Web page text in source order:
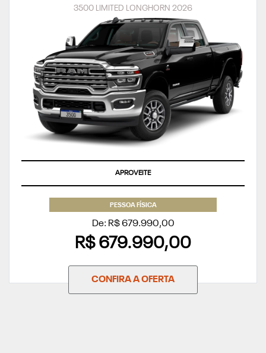
3500 LIMITED LONGHORN 2026
APROVEITE
PESSOA FÍSICA
De: R$ 679.990,00
R$ 679.990,00
CONFIRA A OFERTA